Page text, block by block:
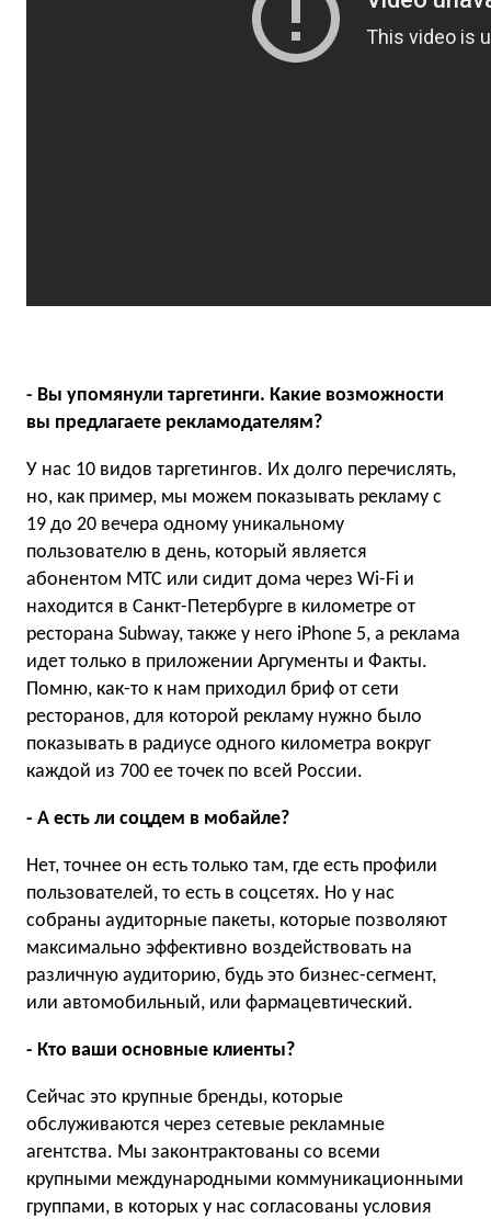
- Вы упомянули таргетинги. Какие возможности
вы предлагаете рекламодателям?
У нас 10 видов таргетингов. Их долго перечислять,
но, как пример, мы можем показывать рекламу с
19 до 20 вечера одному уникальному
пользователю в день, который является
абонентом МТС или сидит дома через Wi-Fi и
находится в Санкт-Петербурге в километре от
ресторана Subway, также у него iPhone 5, а реклама
идет только в приложении Аргументы и Факты.
Помню, как-то к нам приходил бриф от сети
ресторанов, для которой рекламу нужно было
показывать в радиусе одного километра вокруг
каждой из 700 ее точек по всей России.
- А есть ли соцдем в мобайле?
Нет, точнее он есть только там, где есть профили
пользователей, то есть в соцсетях. Но у нас
собраны аудиторные пакеты, которые позволяют
максимально эффективно воздействовать на
различную аудиторию, будь это бизнес-сегмент,
или автомобильный, или фармацевтический.
- Кто ваши основные клиенты?
Сейчас это крупные бренды, которые
обслуживаются через сетевые рекламные
агентства. Мы законтрактованы со всеми
крупными международными коммуникационными
группами, в которых у нас согласованы условия